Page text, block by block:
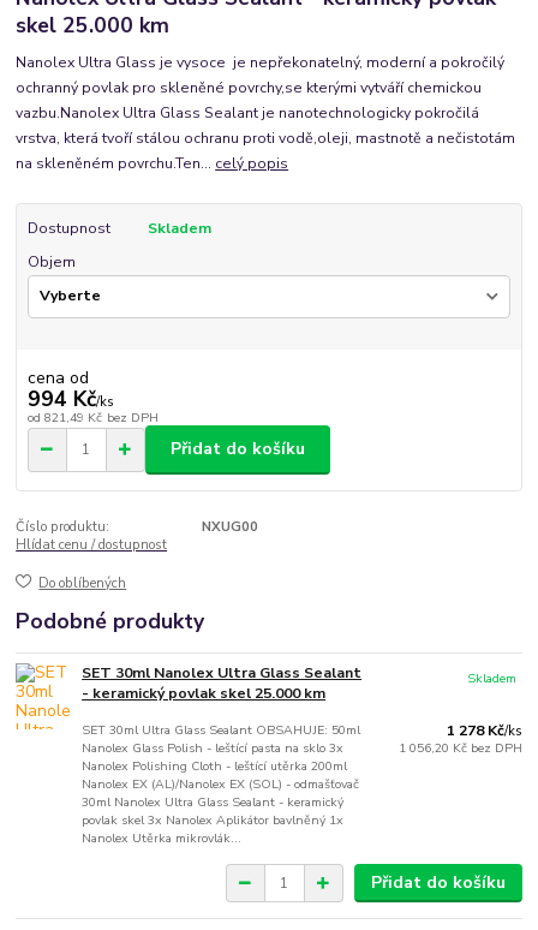
skel 25.000 km
Nanolex Ultra Glass je vysoce je nepřekonatelný, moderní a pokročilý
ochranný povlak pro skleněné povrchy,se kterými vytváří chemickou
vazbu.Nanolex Ultra Glass Sealant je nanotechnologicky pokročilá
vrstva, která tvoří stálou ochranu proti vodě,oleji, mastnotě a nečistotám
na skleněném povrchu.Ten... celý popis
Dostupnost
Skladem
Objem
cena od
994 Kč/ks
od 821,49 Kč bez DPH
Přidat do košíku
Číslo produktu:
NXUG00
Hlídat cenu / dostupnost
Do oblíbených
Podobné produkty
SET 30ml Nanolex Ultra Glass Sealant
- keramický povlak skel 25.000 km
SET 30ml Ultra Glass Sealant OBSAHUJE: 50ml
Nanolex Glass Polish - leštící pasta na sklo 3x
Nanolex Polishing Cloth - leštící utěrka 200ml
Nanolex EX (AL)/Nanolex EX (SOL) - odmašťovač
30ml Nanolex Ultra Glass Sealant - keramický
povlak skel 3x Nanolex Aplikátor bavlněný 1x
Nanolex Utěrka mikrovlák...
1 278 Kč/ks
1 056,20 Kč bez DPH
Skladem
Přidat do košíku